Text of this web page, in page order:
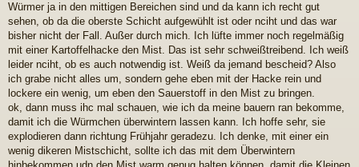
Würmer ja in den mittigen Bereichen sind und da kann ich recht gut
sehen, ob da die oberste Schicht aufgewühlt ist oder nciht und das war
bisher nicht der Fall. Außer durch mich. Ich lüfte immer noch regelmäßig
mit einer Kartoffelhacke den Mist. Das ist sehr schweißtreibend. Ich weiß
leider nciht, ob es auch notwendig ist. Weiß da jemand bescheid? Also
ich grabe nicht alles um, sondern gehe eben mit der Hacke rein und
lockere ein wenig, um eben den Sauerstoff in den Mist zu bringen.
ok, dann muss ihc mal schauen, wie ich da meine bauern ran bekomme,
damit ich die Würmchen überwintern lassen kann. Ich hoffe sehr, sie
explodieren dann richtung Frühjahr geradezu. Ich denke, mit einer ein
wenig dikeren Mistschicht, sollte ich das mit dem Überwintern